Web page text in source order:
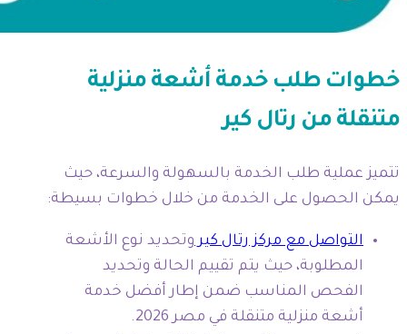
خطوات طلب خدمة أشعة منزلية
متنقلة من رتال كير
تتميز عملية طلب الخدمة بالسهولة والسرعة، حيث
يمكن الحصول على الخدمة من خلال خطوات بسيطة:
التواصل مع مركز رتال كيروتحديد نوع الأشعة
المطلوبة، حيث يتم تقييم الحالة وتحديد
الفحص المناسب ضمن إطار أفضل خدمة
أشعة منزلية متنقلة في مصر 2026.